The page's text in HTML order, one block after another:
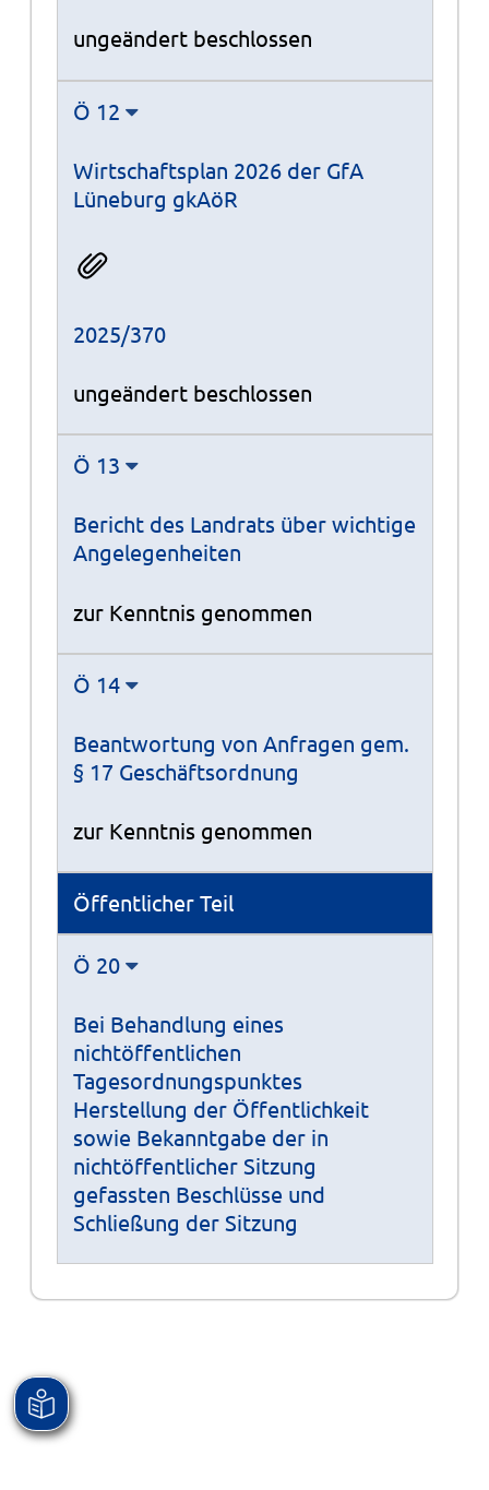
ungeändert beschlossen
Ö 12
Wirtschaftsplan 2026 der GfA
Lüneburg gkAöR
2025/370
ungeändert beschlossen
Ö 13
Bericht des Landrats über wichtige
Angelegenheiten
zur Kenntnis genommen
Ö 14
Beantwortung von Anfragen gem.
§ 17 Geschäftsordnung
zur Kenntnis genommen
Öffentlicher Teil
Ö 20
Bei Behandlung eines
nichtöffentlichen
Tagesordnungspunktes
Herstellung der Öffentlichkeit
sowie Bekanntgabe der in
nichtöffentlicher Sitzung
gefassten Beschlüsse und
Schließung der Sitzung